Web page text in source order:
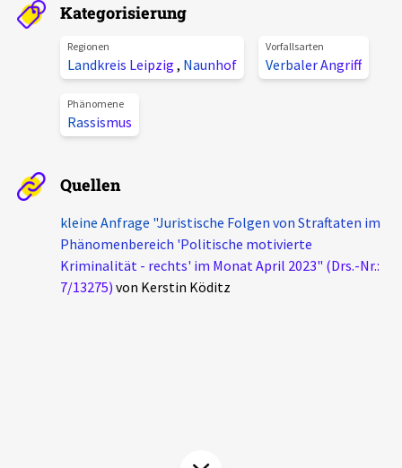
Phänomene
Alle Beiträge
Veranstaltungen
Podcasts
Projektbeschreibung
Kontakt
Unterstützer_innen
Spenden
Kategorisierung
Regionen
Landkreis Leipzig , Naunhof
Vorfallsarten
Verbaler Angriff
Phänomene
Rassismus
Quellen
kleine Anfrage "Juristische Folgen von Straftaten im
Phänomenbereich 'Politische motivierte
Kriminalität - rechts' im Monat April 2023" (Drs.-Nr.:
7/13275) von Kerstin Köditz